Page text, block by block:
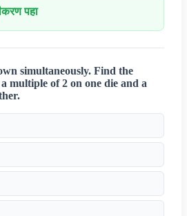
पहा
simultaneously. Find the
multiple of 2 on one die and a